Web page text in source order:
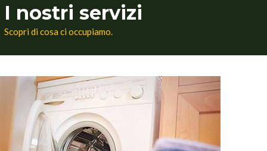
I nostri servizi
Scopri di cosa ci occupiamo.